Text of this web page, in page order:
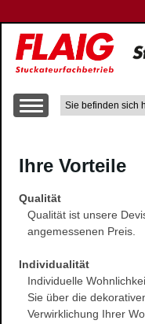
Sie befinden sich
Leistungen
Trockenbau
Farbgestaltung
Fließestrich
Ihre Vorteile
Qualität
Qualität ist unsere
angemessenen Preis.
Individualität
Individuelle
Sie über die
Verwirklichung Ihrer